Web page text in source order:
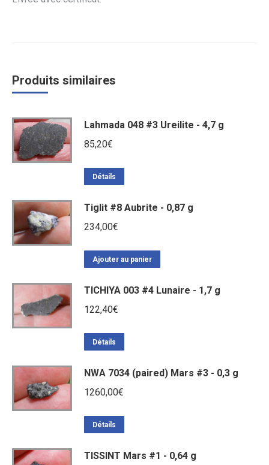
Produits similaires
Lahmada 048 #3 Ureilite - 4,7 g
85,20€
Détails
Tiglit #8 Aubrite - 0,87 g
234,00€
Ajouter au panier
TICHIYA 003 #4 Lunaire - 1,7 g
122,40€
Détails
NWA 7034 (paired) Mars #3 - 0,3 g
1260,00€
Détails
TISSINT Mars #1 - 0,64 g